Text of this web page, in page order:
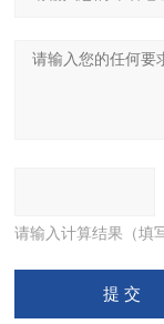
请输入计算结果（填